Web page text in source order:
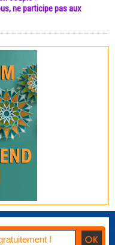
ne participe pas aux